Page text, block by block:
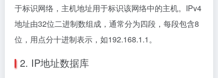
于标识网络，主机地址用于标识该网络中的主机。IPv4
地址由32位二进制数组成，通常分为四段，每段包含8
位，用点分十进制表示，如192.168.1.1。
2. IP地址数据库